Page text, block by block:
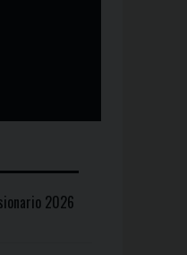
2026